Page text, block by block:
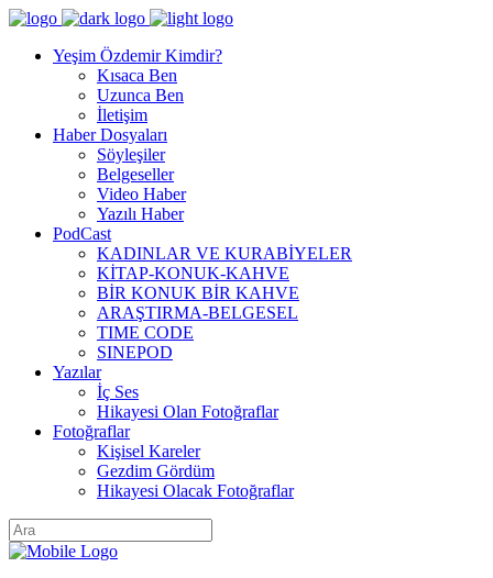
Yeşim Özdemir Kimdir?
Kısaca Ben
Uzunca Ben
İletişim
Haber Dosyaları
Söyleşiler
Belgeseller
Video Haber
Yazılı Haber
PodCast
KADINLAR VE KURABİYELER
KİTAP-KONUK-KAHVE
BİR KONUK BİR KAHVE
ARAŞTIRMA-BELGESEL
TIME CODE
SINEPOD
Yazılar
İç Ses
Hikayesi Olan Fotoğraflar
Fotoğraflar
Kişisel Kareler
Gezdim Gördüm
Hikayesi Olacak Fotoğraflar